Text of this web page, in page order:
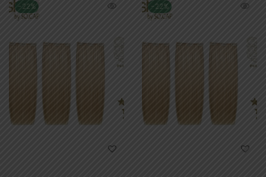
-22% -22%